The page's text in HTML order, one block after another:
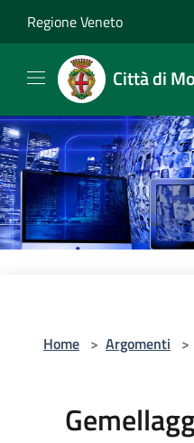
Regione Veneto
Città di
Home > Argomenti >